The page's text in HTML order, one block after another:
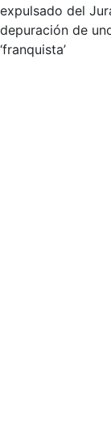
expulsado del
depuración de
‘franquista’